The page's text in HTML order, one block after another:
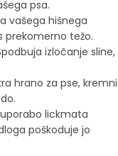
psa.
vašega hišnega
prekomerno težo.
izločanje sline,
hrano za pse, kremni
lickmata
poškoduje jo